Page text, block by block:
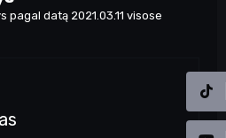
datą 2021.03.11 visose